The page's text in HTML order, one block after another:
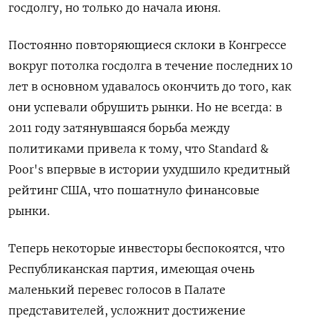
госдолгу, но только до начала июня.
Постоянно повторяющиеся склоки в Конгрессе
вокруг потолка госдолга в течение последних 10
лет в основном удавалось окончить до того, как
они успевали обрушить рынки. Но не всегда: в
2011 году затянувшаяся борьба между
политиками привела к тому, что Standard &
Poor's впервые в истории ухудшило кредитный
рейтинг США, что пошатнуло финансовые
рынки.
Теперь некоторые инвесторы беспокоятся, что
Республиканская партия, имеющая очень
маленький перевес голосов в Палате
представителей, усложнит достижение